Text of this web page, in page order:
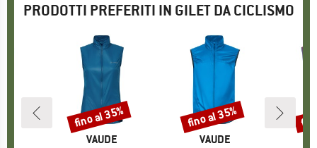
PRODOTTI PREFERITI IN GILET DA CICLISMO
MARCHIO
VAUDE
Sconto
fino al 35%
MARCHIO
VAUDE
Sconto
fino al 35%